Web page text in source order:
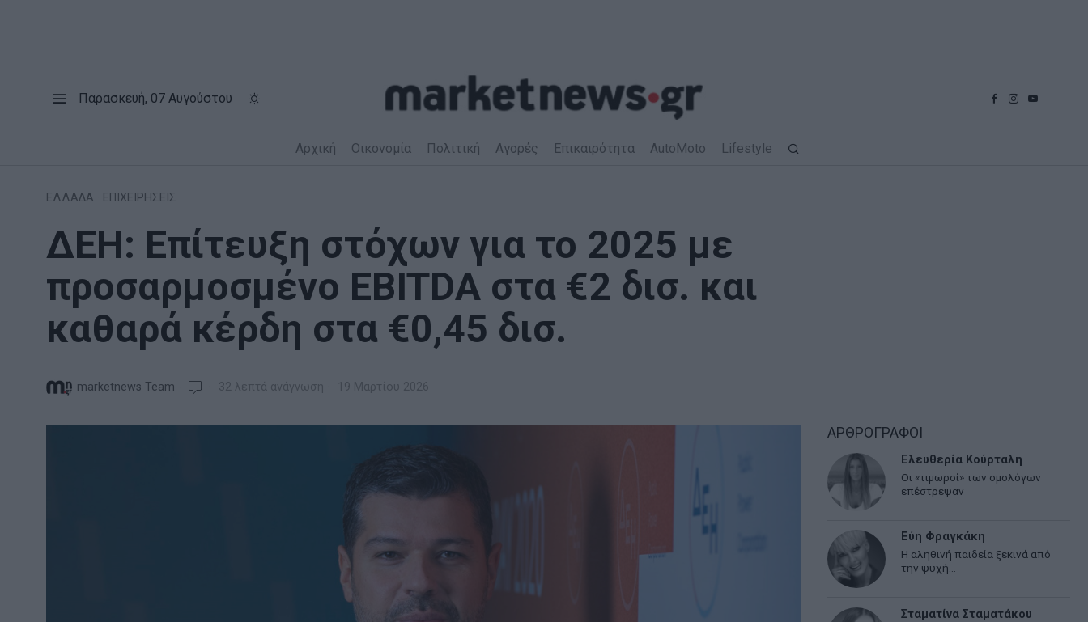
Παρασκευή, 07 Αυγούστου
Αρχική Οικονομία Πολιτική Αγορές Επικαιρότητα AutoMoto Lifestyle
ΕΛΛΑΔΑ ΕΠΙΧΕΙΡΗΣΕΙΣ
ΔΕΗ: Επίτευξη στόχων για το 2025 με
προσαρμοσμένο EBITDA στα €2 δισ. και
καθαρά κέρδη στα €0,45 δισ.
marketnews Team 32 λεπτά ανάγνωση 19 Μαρτίου 2026
ΑΡΘΡΟΓΡΑΦΟΙ
Ελευθερία Κούρταλη
Οι «τιμωροί» των ομολόγων
επέστρεψαν
Εύη Φραγκάκη
Η αληθινή παιδεία ξεκινά από
την ψυχή…
Σταματίνα Σταματάκου